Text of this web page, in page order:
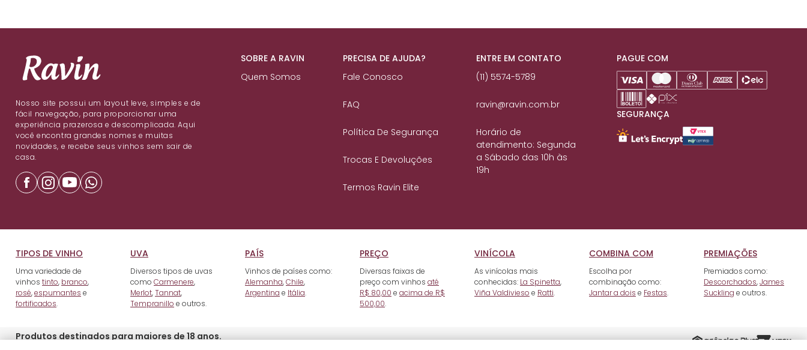
Nosso site possui um layout leve, simples e de
fácil navegação, para proporcionar uma
experiência prazerosa e descomplicada. Aqui
você encontra grandes nomes e muitas
novidades, e recebe seus vinhos sem sair de
casa.
SOBRE A RAVIN
Quem Somos
PRECISA DE AJUDA?
Fale Conosco
FAQ
Política De Segurança
Trocas E Devoluções
Termos Ravin Elite
ENTRE EM CONTATO
(11) 5574-5789
ravin@ravin.com.br
Horário de
atendimento: Segunda
a Sábado das 10h às
19h
PAGUE COM
SEGURANÇA
TIPOS DE VINHO
Uma variedade de
vinhos tinto, branco,
rosé,espumantes e
fortificados.
UVA
Diversos tipos de uvas
como Carmenere,
Merlot,Tannat,
Tempranillo e outros.
PAÍS
Vinhos de países como:
Alemanha,Chile,
Argentina e Itália.
PREÇO
Diversas faixas de
preço com vinhos até
R$ 80,00 e acima de R$
500,00.
VINÍCOLA
As vinícolas mais
conhecidas: La Spinetta,
Viña Valdivieso e Ratti.
COMBINA COM
Escolha por
combinação como:
Jantar a dois e Festas.
PREMIAÇÕES
Premiados como:
Descorchados,James
Suckling e outros.
Produtos destinados para maiores de 18 anos.